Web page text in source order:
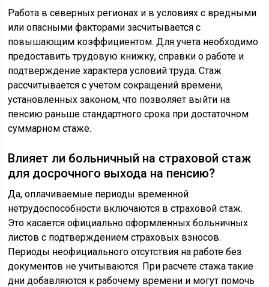
Работа в северных регионах и в условиях с вредными
или опасными факторами засчитывается с
повышающим коэффициентом. Для учета необходимо
предоставить трудовую книжку, справки о работе и
подтверждение характера условий труда. Стаж
рассчитывается с учетом сокращений времени,
установленных законом, что позволяет выйти на
пенсию раньше стандартного срока при достаточном
суммарном стаже.
Влияет ли больничный на страховой стаж
для досрочного выхода на пенсию?
Да, оплачиваемые периоды временной
нетрудоспособности включаются в страховой стаж.
Это касается официально оформленных больничных
листов с подтверждением страховых взносов.
Периоды неофициального отсутствия на работе без
документов не учитываются. При расчете стажа такие
дни добавляются к рабочему времени и могут помочь